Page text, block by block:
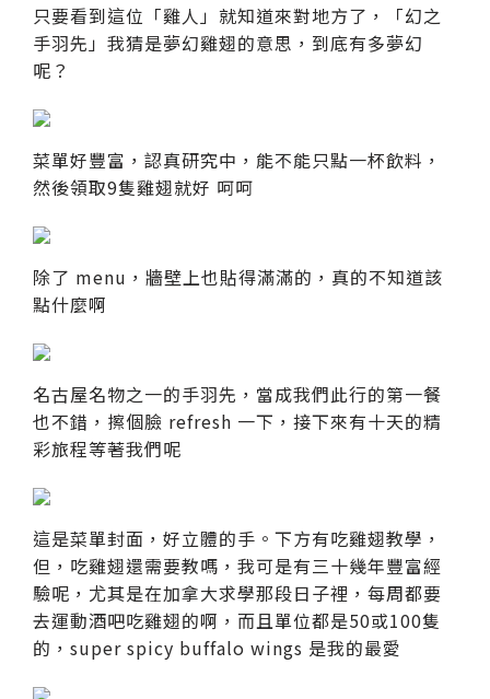
只要看到這位「雞人」就知道來對地方了，「幻之
手羽先」我猜是夢幻雞翅的意思，到底有多夢幻
呢？
菜單好豐富，認真研究中，能不能只點一杯飲料，
然後領取9隻雞翅就好 呵呵
除了 menu，牆壁上也貼得滿滿的，真的不知道該
點什麼啊
名古屋名物之一的手羽先，當成我們此行的第一餐
也不錯，擦個臉 refresh 一下，接下來有十天的精
彩旅程等著我們呢
這是菜單封面，好立體的手。下方有吃雞翅教學，
但，吃雞翅還需要教嗎，我可是有三十幾年豐富經
驗呢，尤其是在加拿大求學那段日子裡，每周都要
去運動酒吧吃雞翅的啊，而且單位都是50或100隻
的，super spicy buffalo wings 是我的最愛